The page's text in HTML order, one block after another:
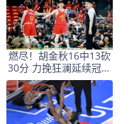
燃尽！胡金秋16中13砍
30分 力挽狂澜延续冠军
悬念